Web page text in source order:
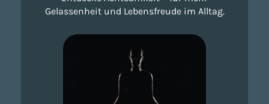
Gelassenheit und Lebensfreude im Alltag.